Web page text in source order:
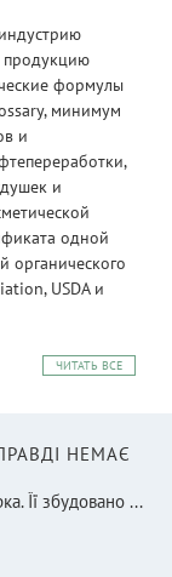
продукцию
формулы
минимум
и
и
одной
органического
USDA и
ЧИТАТЬ ВСЕ
НЕМАЄ
Її збудовано ...